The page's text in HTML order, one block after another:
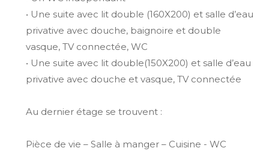
• Une suite avec lit double (160X200) et salle d’eau
privative avec douche, baignoire et double
vasque, TV connectée, WC
• Une suite avec lit double(150X200) et salle d’eau
privative avec douche et vasque, TV connectée
Au dernier étage se trouvent :
Pièce de vie – Salle à manger – Cuisine - WC